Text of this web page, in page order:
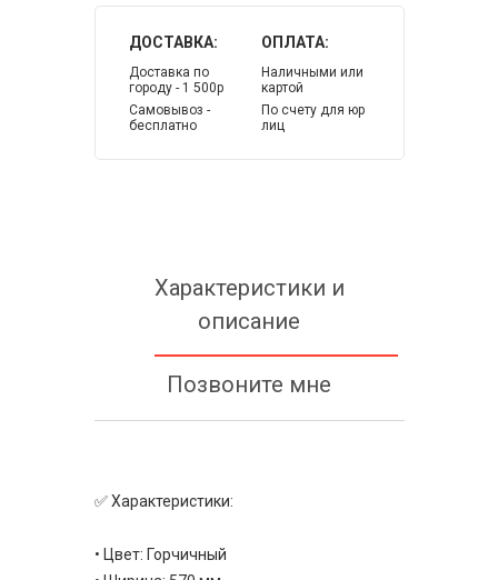
ДОСТАВКА:
Доставка по
городу - 1 500р
Самовывоз -
бесплатно
ОПЛАТА:
Наличными или
картой
По счету для юр
лиц
Характеристики и
описание
Позвоните мне
✅ Характеристики:
• Цвет: Горчичный